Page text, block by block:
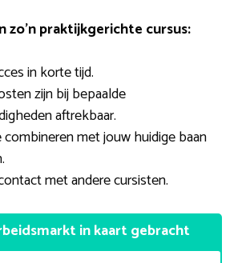
zo’n praktijkgerichte cursus:
in korte tijd.
zijn bij bepaalde
aftrekbaar.
combineren met jouw huidige baan
met andere cursisten.
in kaart gebracht